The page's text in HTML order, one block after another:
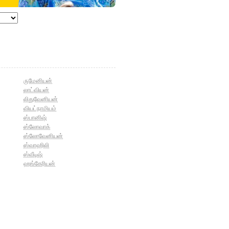
ருமேனியன்
லாட்வியன்
லிதுவேனியன்
வியட்நாமியம்
ஸ்பானிஷ்
ஸ்லோவாக்
ஸ்லோவேனியன்
ஸ்வாஹிலி
ஸ்வீடிஷ்
ஹங்கேரியன்